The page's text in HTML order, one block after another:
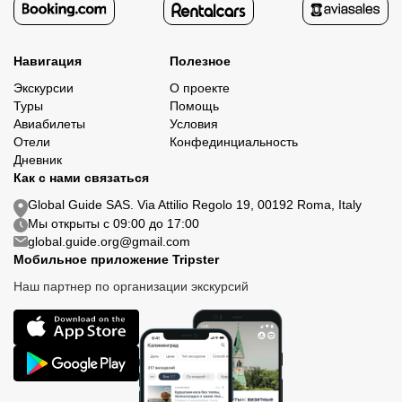
Навигация
Экскурсии
Туры
Авиабилеты
Отели
Дневник
Полезное
О проекте
Помощь
Условия
Конфединциальность
Как с нами связаться
Global Guide SAS. Via Attilio Regolo 19, 00192 Roma, Italy
Мы открыты с 09:00 до 17:00
global.guide.org@gmail.com
Мобильное приложение Tripster
Наш партнер по организации экскурсий